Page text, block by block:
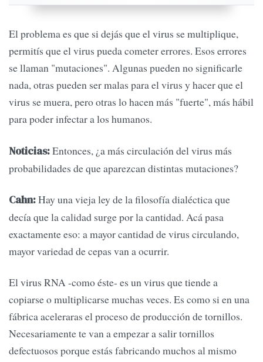
El problema es que si dejás que el virus se multiplique,
permitís que el virus pueda cometer errores. Esos errores
se llaman "mutaciones". Algunas pueden no significarle
nada, otras pueden ser malas para el virus y hacer que el
virus se muera, pero otras lo hacen más "fuerte", más hábil
para poder infectar a los humanos.
Noticias:Entonces, ¿a más circulación del virus más
probabilidades de que aparezcan distintas mutaciones?
Cahn:Hay una vieja ley de la filosofía dialéctica que
decía que la calidad surge por la cantidad. Acá pasa
exactamente eso: a mayor cantidad de virus circulando,
mayor variedad de cepas van a ocurrir.
El virus RNA -como éste- es un virus que tiende a
copiarse o multiplicarse muchas veces. Es como si en una
fábrica aceleraras el proceso de producción de tornillos.
Necesariamente te van a empezar a salir tornillos
defectuosos porque estás fabricando muchos al mismo